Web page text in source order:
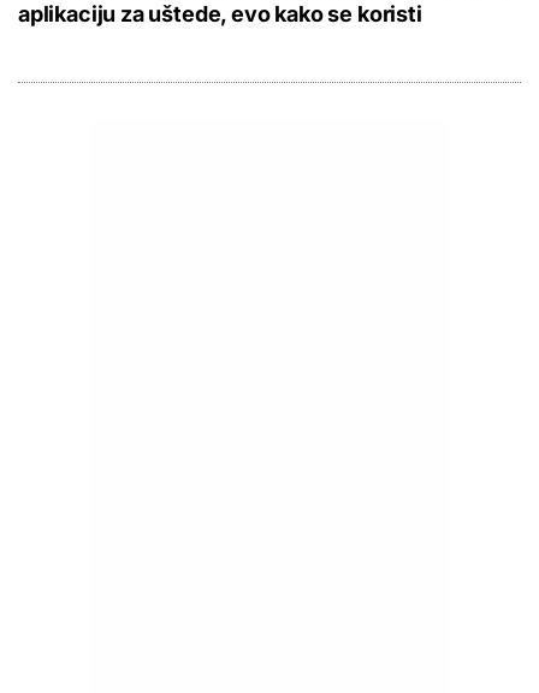
aplikaciju za uštede, evo kako se koristi